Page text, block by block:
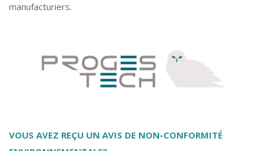
manufacturiers.
VOUS AVEZ REÇU UN AVIS DE NON-CONFORMITÉ